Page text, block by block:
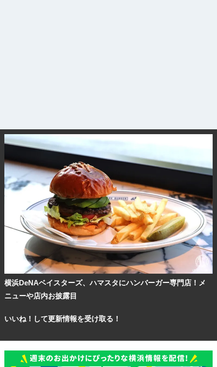
横浜DeNAベイスターズ、ハマスタにハンバーガー専門店！メ
ニューや店内お披露目
いいね！して更新情報を受け取る！
観光ガイド
ランキング
ブログ記事
サイトについて